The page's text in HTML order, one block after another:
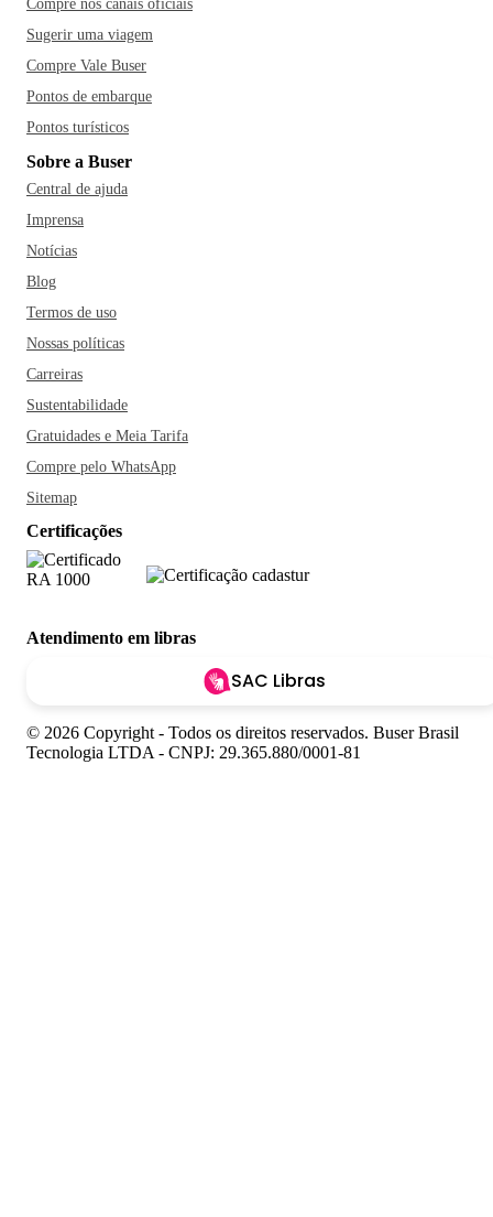
Compre nos canais oficiais
Sugerir uma viagem
Compre Vale Buser
Pontos de embarque
Pontos turísticos
Sobre a Buser
Central de ajuda
Imprensa
Notícias
Blog
Termos de uso
Nossas políticas
Carreiras
Sustentabilidade
Gratuidades e Meia Tarifa
Compre pelo WhatsApp
Sitemap
Certificações
Atendimento em libras
SAC Libras
© 2026 Copyright - Todos os direitos reservados. Buser Brasil
Tecnologia LTDA - CNPJ: 29.365.880/0001-81